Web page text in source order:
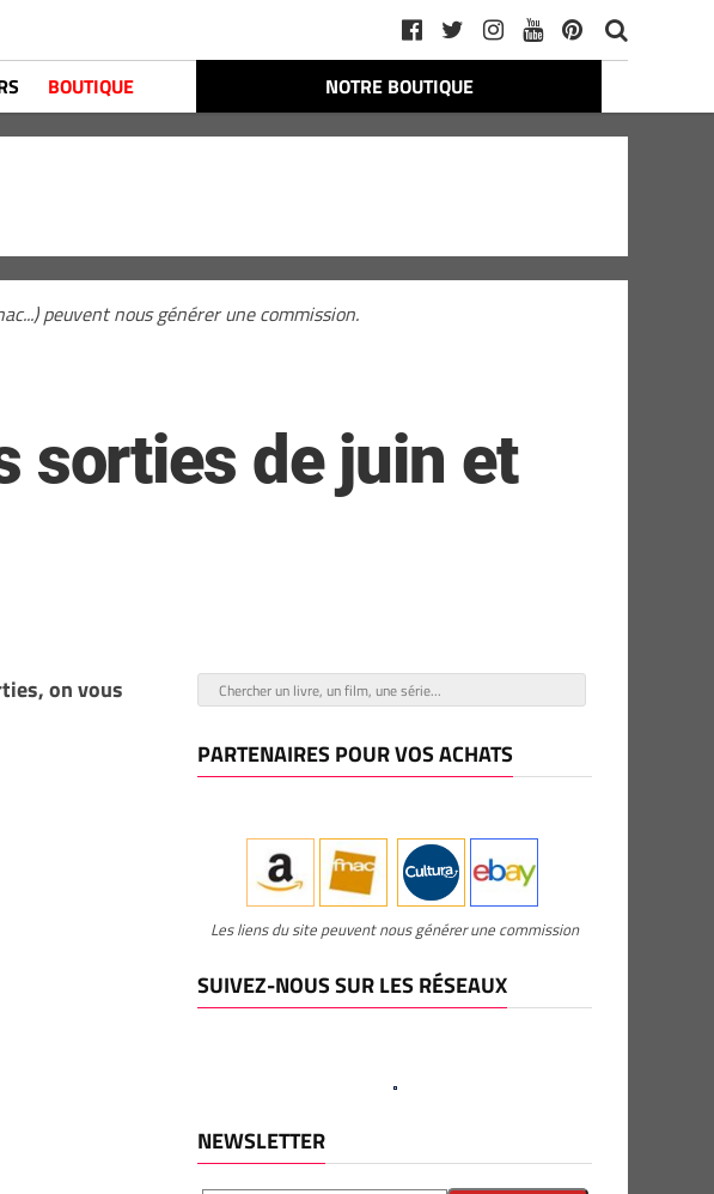
BOUTIQUE NOTRE BOUTIQUE
peuvent nous générer une commission.
sorties de juin et
on vous
PARTENAIRES POUR VOS ACHATS
Les liens du site peuvent nous générer une commission
SUIVEZ-NOUS SUR LES RÉSEAUX
NEWSLETTER